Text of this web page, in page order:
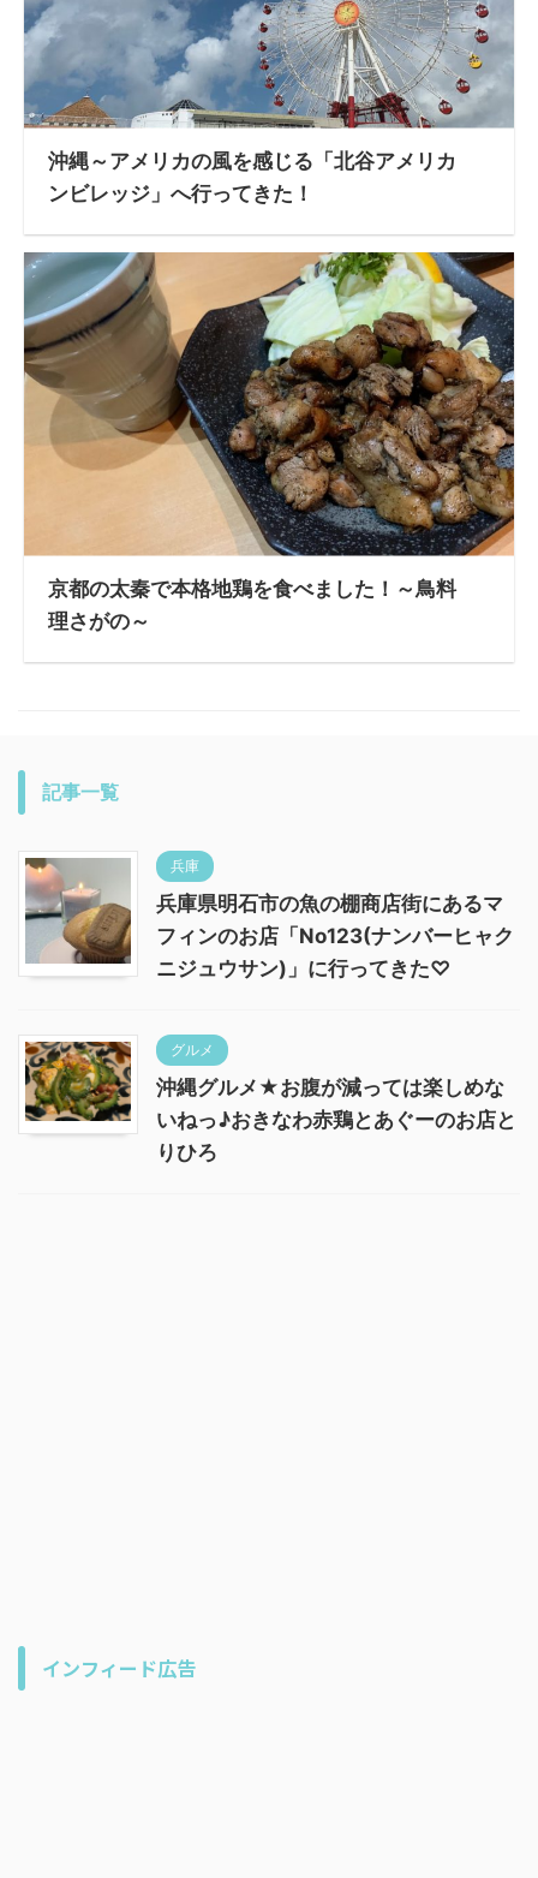
沖縄～アメリカの風を感じる「北谷アメリカ
ンビレッジ」へ行ってきた！
京都の太秦で本格地鶏を食べました！～鳥料
理さがの～
記事一覧
兵庫
兵庫県明石市の魚の棚商店街にあるマ
フィンのお店「No123(ナンバーヒャク
ニジュウサン)」に行ってきた♡
グルメ
沖縄グルメ★お腹が減っては楽しめな
いねっ♪おきなわ赤鶏とあぐーのお店と
りひろ
インフィード広告